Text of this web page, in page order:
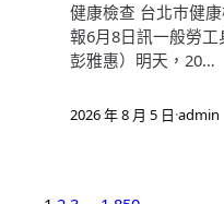
健康檢查 台北巿健
報6月8日訊一般勞
彭雅惠）明天，20…
2026 年 8 月 5 日·admin